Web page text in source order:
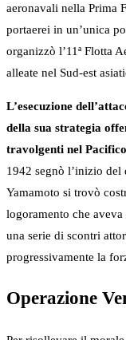
aeronavali nella Prima
portaerei in un’unica
organizzò l’11ª Flotta
alleate nel Sud-est
L’esecuzione
della sua strategia
travolgenti nel
1942 segnò l’inizio
Yamamoto si trovò
logoramento che
una serie di scontri
progressivamente la
Operazione